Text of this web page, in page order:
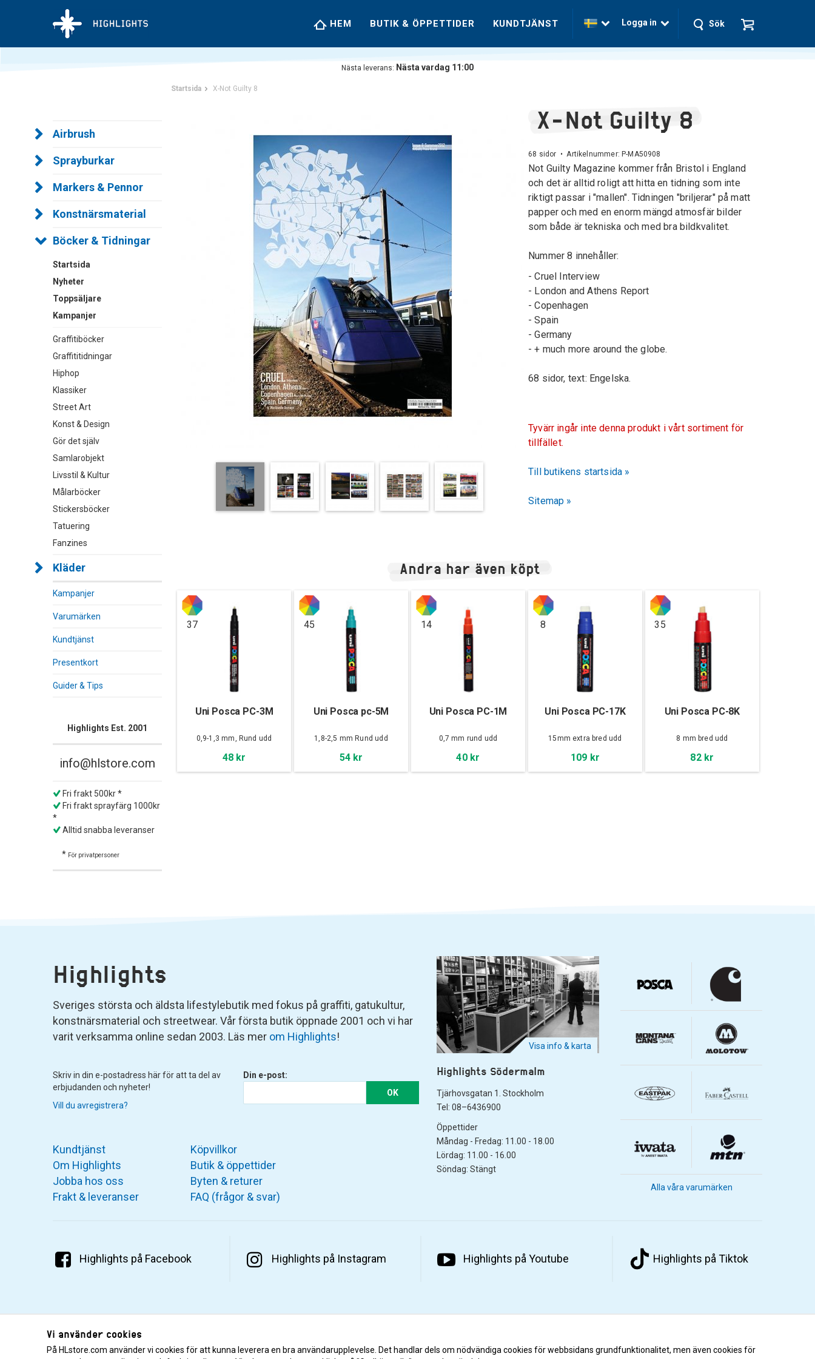
HEM BUTIK & ÖPPETTIDER KUNDTJÄNST Logga in Sök
Nästa leverans: Nästa vardag 11:00
Airbrush
Sprayburkar
Markers & Pennor
Konstnärsmaterial
Böcker & Tidningar
Startsida
Nyheter
Toppsäljare
Kampanjer
Graffitiböcker
Graffititidningar
Hiphop
Klassiker
Street Art
Konst & Design
Gör det själv
Samlarobjekt
Livsstil & Kultur
Målarböcker
Stickersböcker
Tatuering
Fanzines
Kläder
Kampanjer
Varumärken
Kundtjänst
Presentkort
Guider & Tips
Highlights Est. 2001
info@hlstore.com
Fri frakt 500kr *
Fri frakt sprayfärg 1000kr
*
Alltid snabba leveranser
* För privatpersoner
Startsida X-Not Guilty 8
X-Not Guilty 8
68 sidor • Artikelnummer: P-MA50908
Not Guilty Magazine kommer från Bristol i England
och det är alltid roligt att hitta en tidning som inte
riktigt passar i "mallen". Tidningen "briljerar" på matt
papper och med en enorm mängd atmosfär bilder
som både är tekniska och med bra bildkvalitet.
Nummer 8 innehåller:
- Cruel Interview
- London and Athens Report
- Copenhagen
- Spain
- Germany
- + much more around the globe.
68 sidor, text: Engelska.
Tyvärr ingår inte denna produkt i vårt sortiment för
tillfället.
Till butikens startsida »
Sitemap »
Andra har även köpt
37
Uni Posca PC-3M
0,9-1,3 mm, Rund udd
48 kr
45
Uni Posca pc-5M
1,8-2,5 mm Rund udd
54 kr
14
Uni Posca PC-1M
0,7 mm rund udd
40 kr
8
Uni Posca PC-17K
15mm extra bred udd
109 kr
35
Uni Posca PC-8K
8 mm bred udd
82 kr
Highlights
Sveriges största och äldsta lifestylebutik med fokus på graffiti, gatukultur,
konstnärsmaterial och streetwear. Vår första butik öppnade 2001 och vi har
varit verksamma online sedan 2003. Läs mer om Highlights!
Skriv in din e-postadress här för att ta del av
erbjudanden och nyheter!
Vill du avregistrera?
Din e-post:
OK
Visa info & karta
Highlights Södermalm
Tjärhovsgatan 1. Stockholm
Tel: 08–6436900
Öppettider
Måndag - Fredag: 11.00 - 18.00
Lördag: 11.00 - 16.00
Söndag: Stängt
Kundtjänst
Om Highlights
Jobba hos oss
Frakt & leveranser
Köpvillkor
Butik & öppettider
Byten & returer
FAQ (frågor & svar)
Alla våra varumärken
Highlights på Facebook Highlights på Instagram Highlights på Youtube Highlights på Tiktok
Vi använder cookies
På HLstore.com använder vi cookies för att kunna leverera en bra användarupplevelse. Det handlar dels om nödvändiga cookies för webbsidans grundfunktionalitet, men även cookies för